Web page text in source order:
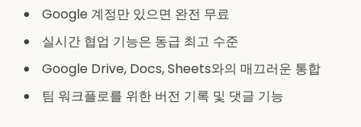
Google 계정만 있으면 완전 무료
실시간 협업 기능은 동급 최고 수준
Google Drive, Docs, Sheets와의 매끄러운 통합
팀 워크플로를 위한 버전 기록 및 댓글 기능